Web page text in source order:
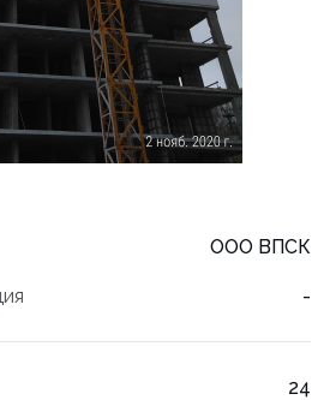
ООО ВПСК
-
24